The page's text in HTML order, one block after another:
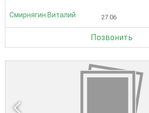
Смирнягин Виталий 27.06
Позвонить